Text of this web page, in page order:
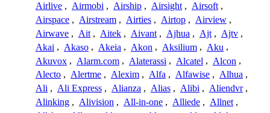
Airlive , Airmobi , Airship , Airsight , Airsoft ,
Airspace , Airstream , Airties , Airtop , Airview ,
Airwave , Ait , Aitek , Aivant , Ajhua , Ajt , Ajtv ,
Akai , Akaso , Akeia , Akon , Aksilium , Aku ,
Akuvox , Alarm.com , Alaterassi , Alcatel , Alcon ,
Alecto , Alertme , Alexim , Alfa , Alfawise , Alhua ,
Ali , Ali Express , Alianza , Alias , Alibi , Aliendvr ,
Alinking , Alivision , All-in-one , Alliede , Allnet ,